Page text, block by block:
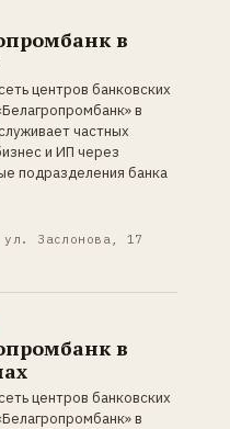
в
центров банковских
в
частных
и ИП через
подразделения банка
Заслонова, 17
в
центров банковских
в